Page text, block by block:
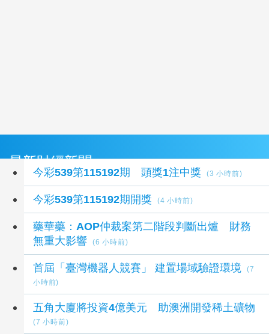
最新財經新聞
今彩539第115192期 頭獎1注中獎 (3 小時前)
今彩539第115192期開獎 (4 小時前)
藥華藥：AOP仲裁案第二階段判斷出爐 財務
無重大影響
(6 小時前)
首屆「臺灣機器人競賽」 建置場域驗證環境
(7
小時前)
五角大廈將投資4億美元 助澳洲開發稀土礦物
(7 小時前)